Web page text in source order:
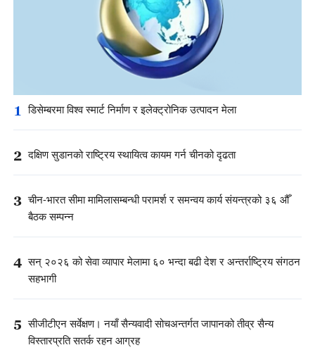
1 डिसेम्बरमा विश्व स्मार्ट निर्माण र इलेक्ट्रोनिक उत्पादन मेला
2 दक्षिण सुडानको राष्ट्रिय स्थायित्व कायम गर्न चीनको दृढता
3 चीन-भारत सीमा मामिलासम्बन्धी परामर्श र समन्वय कार्य संयन्त्रको ३६ औँ
बैठक सम्पन्न
4 सन् २०२६ को सेवा व्यापार मेलामा ६० भन्दा बढी देश र अन्तर्राष्ट्रिय संगठन
सहभागी
5 सीजीटीएन सर्वेक्षण। नयाँ सैन्यवादी सोचअन्तर्गत जापानको तीव्र सैन्य
विस्तारप्रति सतर्क रहन आग्रह